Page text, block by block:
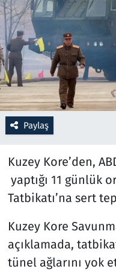
Paylaş
Kuzey Kore’den,
yaptığı 11 günlük
Tatbikatı’na sert
Kuzey Kore
açıklamada,
tünel ağlarını yok
Sağlık
Savunma Sanayi
Seçim 2023
Spor
Televizyon